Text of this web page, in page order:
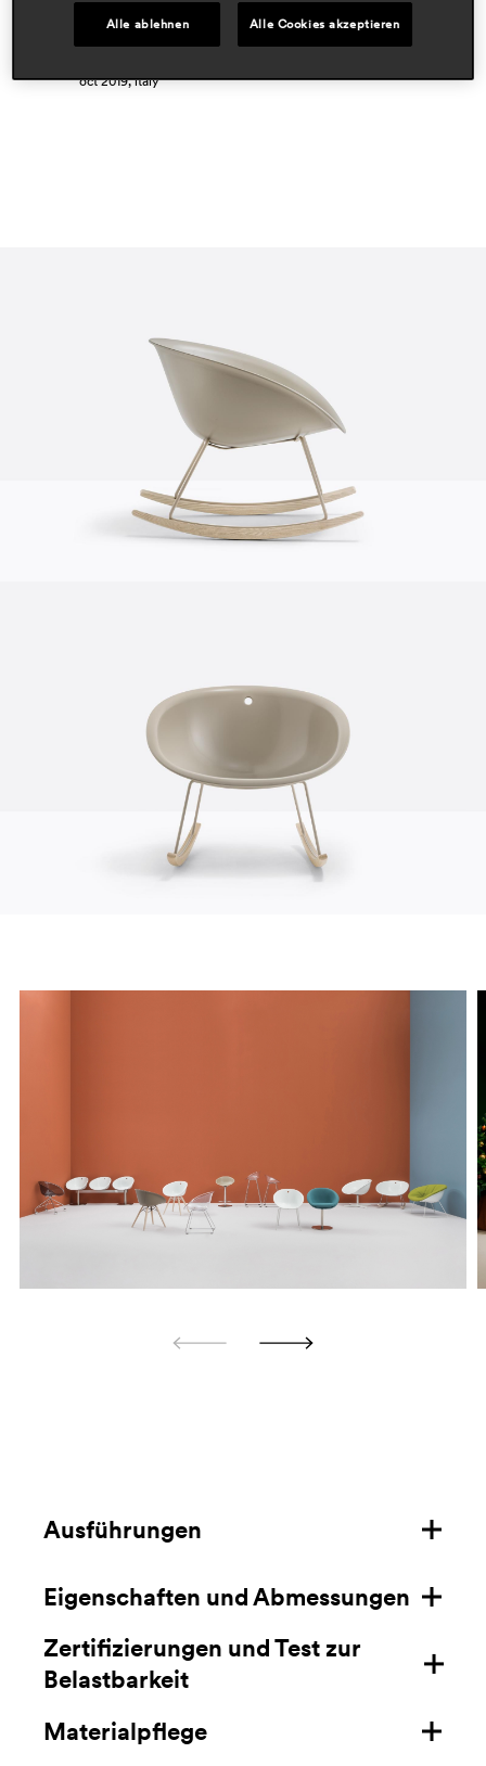
oct 2019, italy
Ausführungen
Struktur aus Stahl
Struktur aus Eschenholz
Sitzschale aus Tecnopolymer
Eigenschaften und Abmessungen
Eigenschaften
Zertifizierungen und Test zur
Belastbarkeit
Zertifizierungen
Materialpflege
Alle ablehnen Alle Cookies akzeptieren